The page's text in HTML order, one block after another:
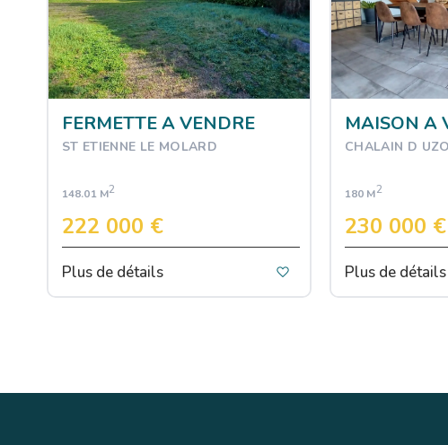
FERMETTE A VENDRE
ST ETIENNE LE MOLARD
148.01 M2
222 000 €
Plus de détails
MAISON A
CHALAIN D
180 M2
230 000 €
Plus de détails